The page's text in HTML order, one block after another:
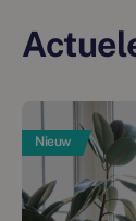
Nieuw